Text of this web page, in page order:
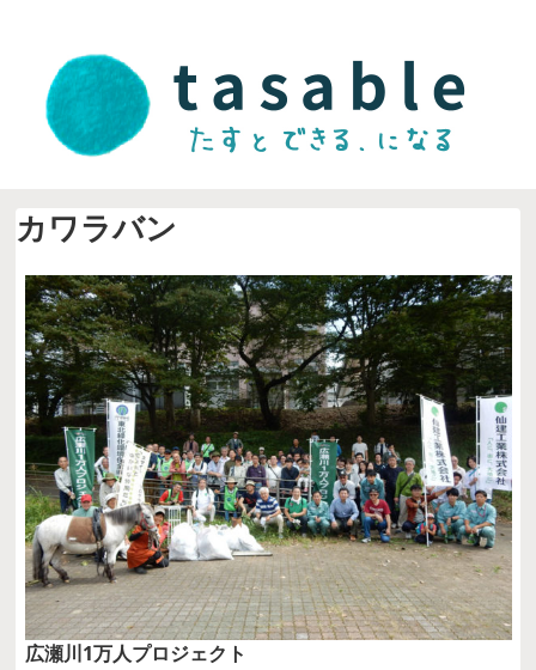
カワラバン
広瀬川1万人プロジェクト